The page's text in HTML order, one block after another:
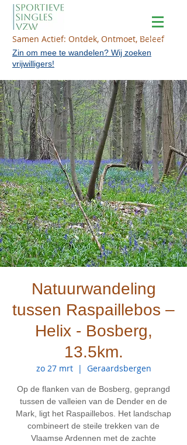
Samen Actief: Ontdek, Ontmoet, Beleef
Zin om mee te wandelen? Wij zoeken
vrijwilligers!
Natuurwandeling
tussen Raspaillebos –
Helix - Bosberg,
13.5km.
zo 27 mrt
  |
Geraardsbergen
Op de flanken van de Bosberg, geprangd
tussen de valleien van de Dender en de
Mark, ligt het Raspaillebos. Het landschap
combineert de steile trekken van de
Vlaamse Ardennen met de zachte